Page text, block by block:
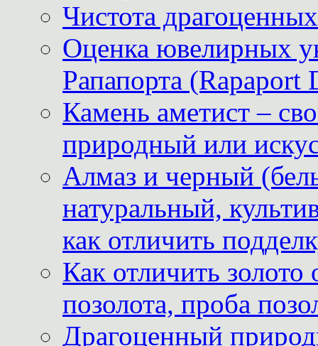
Чистота
Оценка ювелирных
Рапапорта (Rapaport
Камень аметист –
природный или
Алмаз и черный
натуральный,
как отличить
Как отличить
позолота, проба
Драгоценный